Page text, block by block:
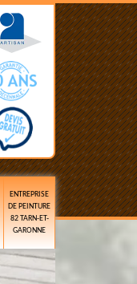
ENTREPRISE
DE PEINTURE
82 TARN-ET-
GARONNE